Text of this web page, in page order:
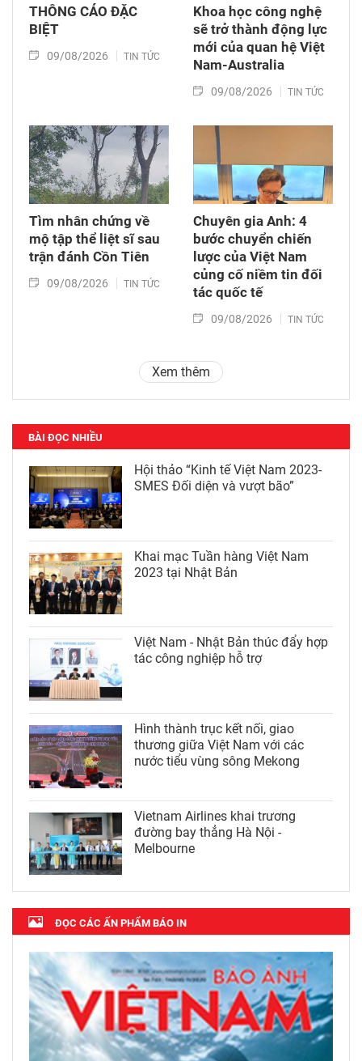
THÔNG CÁO ĐẶC
BIỆT
09/08/2026 TIN TỨC
Khoa học công nghệ
sẽ trở thành động lực
mới của quan hệ Việt
Nam-Australia
09/08/2026 TIN TỨC
Tìm nhân chứng về
mộ tập thể liệt sĩ sau
trận đánh Cồn Tiên
09/08/2026 TIN TỨC
Chuyên gia Anh: 4
bước chuyển chiến
lược của Việt Nam
củng cố niềm tin đối
tác quốc tế
09/08/2026 TIN TỨC
Xem thêm
BÀI ĐỌC NHIỀU
Hội thảo “Kinh tế Việt Nam 2023-
SMES Đối diện và vượt bão”
Khai mạc Tuần hàng Việt Nam
2023 tại Nhật Bản
Việt Nam - Nhật Bản thúc đẩy hợp
tác công nghiệp hỗ trợ
Hình thành trục kết nối, giao
thương giữa Việt Nam với các
nước tiểu vùng sông Mekong
Vietnam Airlines khai trương
đường bay thẳng Hà Nội -
Melbourne
ĐỌC CÁC ẤN PHẨM BÁO IN